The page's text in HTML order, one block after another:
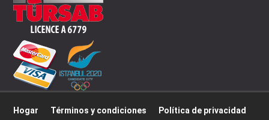
Hogar Términos y condiciones Política de privacidad